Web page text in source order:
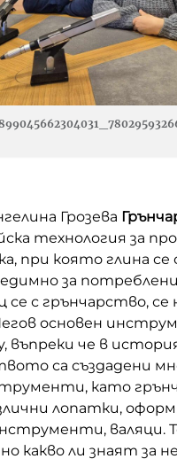
Грозева
технология за
при която глина
за
се с грънчарство, се
основен
въпреки че в
са създадени
като
лопатки,
валяци.
какво ли знаят за